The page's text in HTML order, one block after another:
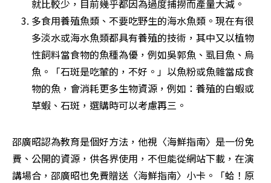
就比較少，目前幾乎都因為過度捕撈而產量大減。
多食用養殖魚類、不要吃野生的海水魚類。現在有很
多淡水或海水魚類都具有養殖的技術，其中又以植物
性飼料當食物的魚種為優，例如吳郭魚、虱目魚、烏
魚。「石斑是吃葷的，不好。」以魚粉或魚雜當成食
物的魚，會消耗更多生物資源，例如：養殖的白蝦或
草蝦、石斑，選購時可以考慮再三。
邵廣昭認為教育是個好方法，他視〈海鮮指南〉是一份免
費、公開的資源，供各界使用，不但能從網站下載，在演
講場合，邵廣昭也免費贈送〈海鮮指南〉小卡。「蛤！原